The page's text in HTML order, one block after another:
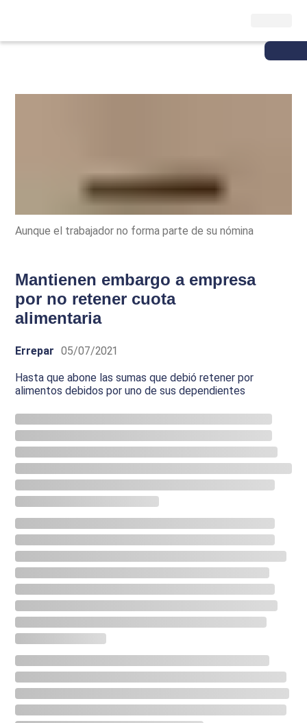
Aunque el trabajador no forma parte de su nómina
Mantienen embargo a empresa
por no retener cuota
alimentaria
Errepar 05/07/2021
Hasta que abone las sumas que debió retener por
alimentos debidos por uno de sus dependientes